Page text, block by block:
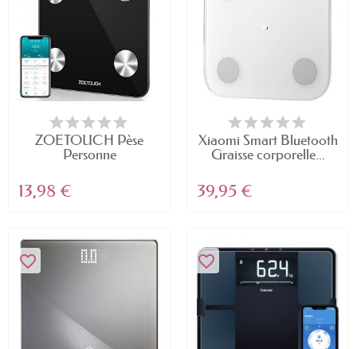
ZOETOUCH Pèse
Personne
13,98 €
Xiaomi Smart Bluetooth
Graisse corporelle...
39,95 €
favorite_border favorite_border